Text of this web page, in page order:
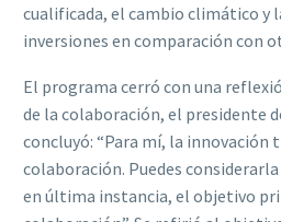
cualificada, el cambio climático y
inversiones en comparación con
El programa cerró con una
de la colaboración, el presidente
concluyó: “Para mí, la innovación
colaboración. Puedes
en última instancia, el objetivo